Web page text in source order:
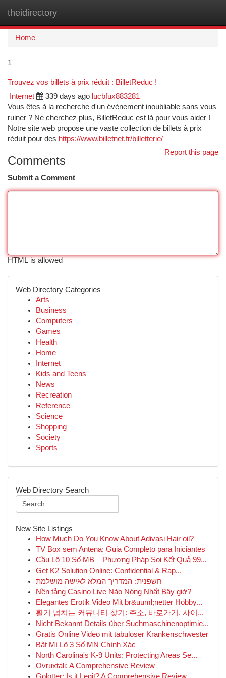
theidirectory
Home
1
Trouvez vos billets à prix réduit : BilletReduc !
Internet 339 days ago lucbfux883281
Vous êtes à la recherche d'un événement inoubliable sans vous
ruiner ? Ne cherchez plus, BilletReduc est là pour vous aider !
Notre site web propose une vaste collection de billets à prix
réduit pour des https://www.billetnet.fr/billetterie/
Report this page
Comments
Submit a Comment
HTML is allowed
Web Directory Categories
Arts
Business
Computers
Games
Health
Home
Internet
Kids and Teens
News
Recreation
Reference
Science
Shopping
Society
Sports
Web Directory Search
New Site Listings
How Much Do You Know About Adivasi Hair oil?
TV Box sem Antena: Guia Completo para Iniciantes
Cầu Lô 10 Số MB – Phương Pháp Soi Kết Quả 99...
Get K2 Solution Online: Confidential & Rap...
חשפנית: המדריך המלא לאישה מושלמת
Nền tảng Casino Live Nào Nóng Nhất Bây giờ?
Elegantes Erotik Video Mit br&uuml;netter Hobby...
활기 넘치는 커뮤니티 찾기: 주소, 바로가기, 사이...
Nicht Bekannt Details über Suchmaschinenoptimie...
Gratis Online Video mit tabuloser Krankenschwester
Bật Mí Lô 3 Số MN Chính Xác
North Carolina's K-9 Units: Protecting Areas Se...
Ovruxtali: A Comprehensive Review